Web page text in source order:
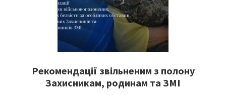
Рекомендації звільненим з полону
Захисникам, родинам та ЗМІ